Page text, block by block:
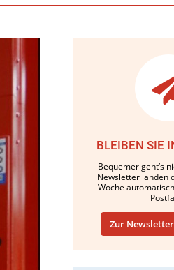
BLEIBEN SIE
Bequemer geht’s
Newsletter landen
Woche
Zur